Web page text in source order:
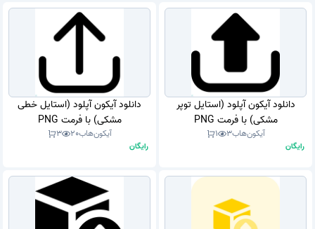
دانلود آیکون آپلود (استایل توپر
مشکی) با فرمت PNG
آیکون‌هاب3
1
رایگان
دانلود آیکون آپلود (استایل خطی
مشکی) با فرمت PNG
آیکون‌هاب20
3
رایگان